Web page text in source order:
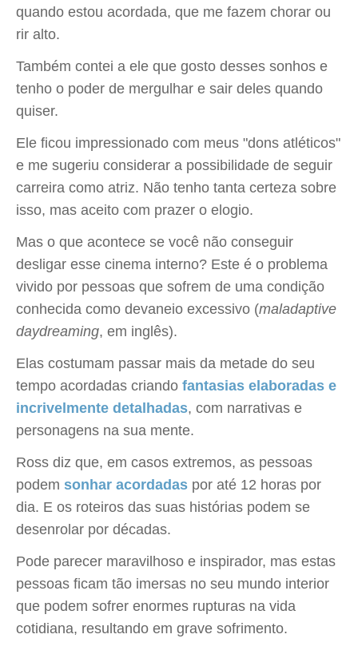
quando estou acordada, que me fazem chorar ou
rir alto.
Também contei a ele que gosto desses sonhos e
tenho o poder de mergulhar e sair deles quando
quiser.
Ele ficou impressionado com meus "dons atléticos"
e me sugeriu considerar a possibilidade de seguir
carreira como atriz. Não tenho tanta certeza sobre
isso, mas aceito com prazer o elogio.
Mas o que acontece se você não conseguir
desligar esse cinema interno? Este é o problema
vivido por pessoas que sofrem de uma condição
conhecida como devaneio excessivo (maladaptive
daydreaming, em inglês).
Elas costumam passar mais da metade do seu
tempo acordadas criando fantasias elaboradas e
incrivelmente detalhadas, com narrativas e
personagens na sua mente.
Ross diz que, em casos extremos, as pessoas
podem sonhar acordadas por até 12 horas por
dia. E os roteiros das suas histórias podem se
desenrolar por décadas.
Pode parecer maravilhoso e inspirador, mas estas
pessoas ficam tão imersas no seu mundo interior
que podem sofrer enormes rupturas na vida
cotidiana, resultando em grave sofrimento.